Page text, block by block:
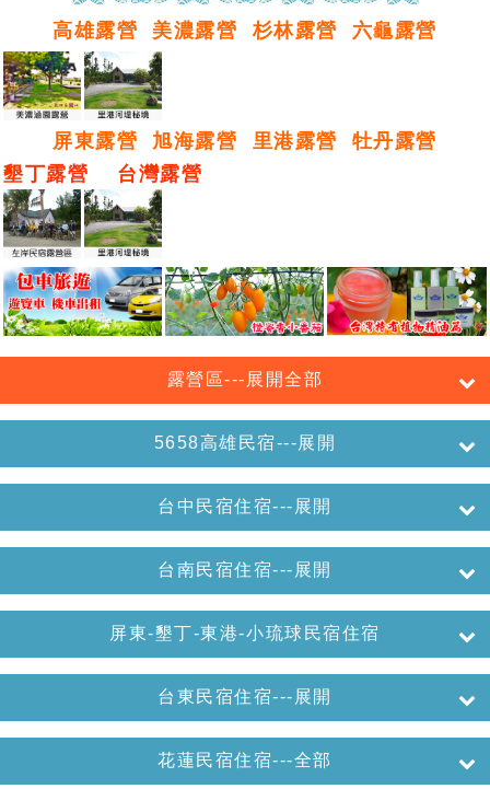
高雄露營 美濃露營 杉林露營 六龜露營
屏東露營 旭海露營 里港露營
牡丹露營
墾丁露營
台灣露營
露營區---展開全部
5658高雄民宿---展開
台中民宿住宿---展開
台南民宿住宿---展開
屏東-墾丁-東港-小琉球民宿住宿
台東民宿住宿---展開
花蓮民宿住宿---全部